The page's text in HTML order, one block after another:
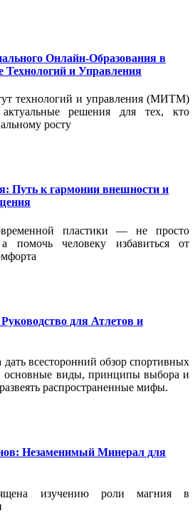
Онлайн-Образования в
Технологий и Управления
технологий и управления (МИТМ)
решения для тех, кто
росту
Путь к гармонии внешности и
пластики — не просто
помочь человеку избавиться от
для Атлетов и
дать всесторонний обзор спортивных
основные виды, принципы выбора и
распространенные мифы.
Незаменимый Минерал для
изучению роли магния в